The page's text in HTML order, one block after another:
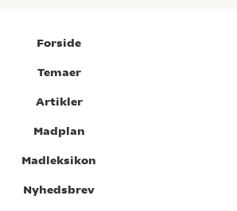
Forside
Temaer
Artikler
Madplan
Madleksikon
Nyhedsbrev